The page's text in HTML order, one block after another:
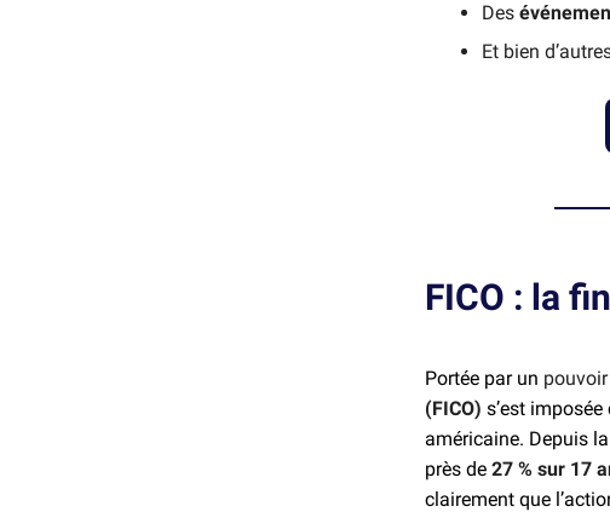
Des
Et bien
FICO : la
Portée par un
(FICO) s’est
américaine. Depuis
près de 27 % sur 17
clairement que